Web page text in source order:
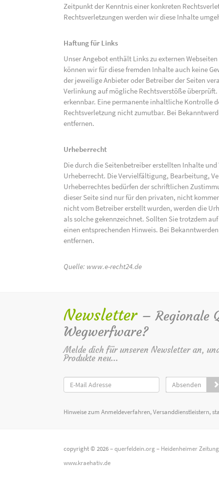
Zeitpunkt der Kenntnis einer konkreten
Rechtsverletzungen werden wir diese Inhalte
Haftung für Links
Unser Angebot enthält Links zu externen
können wir für diese fremden Inhalte auch keine
der jeweilige Anbieter oder Betreiber der Seiten
Verlinkung auf mögliche Rechtsverstöße
erkennbar. Eine permanente inhaltliche Kontrolle
Rechtsverletzung nicht zumutbar. Bei
entfernen.
Urheberrecht
Die durch die Seitenbetreiber erstellten Inhalte
Urheberrecht. Die Vervielfältigung, Bearbeitung,
Urheberrechtes bedürfen der schriftlichen
dieser Seite sind nur für den privaten, nicht
nicht vom Betreiber erstellt wurden, werden die
als solche gekennzeichnet. Sollten Sie trotzdem
einen entsprechenden Hinweis. Bei
entfernen.
Quelle: www.e-recht24.de
Newsletter – Regionale
Wegwerfware?
Melde dich für unseren Newsletter an,
Produkte neu...
Absenden
Hinweise zum Anmeldeverfahren, Versanddienstleistern,
copyright © 2026 –querfeldein.org– Heidenheimer
www.kraehativ.de